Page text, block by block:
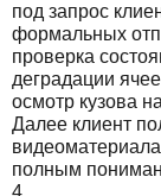
под запрос
формальных
проверка
деградации
осмотр кузова
Далее клиент
полным
4